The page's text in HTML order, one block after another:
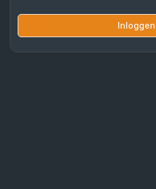
Inloggen